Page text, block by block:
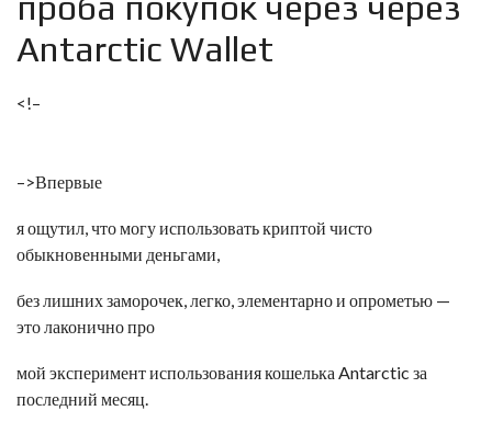
Antarctic Wallet
<!–
–>Впервые
я ощутил, что могу использовать криптой чисто
обыкновенными деньгами,
без лишних заморочек, легко, элементарно и опрометью —
это лаконично про
мой эксперимент использования кошелька Antarctic за
последний месяц.